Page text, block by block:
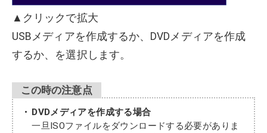
▲クリックで拡大
USBメディアを作成するか、DVDメディアを作成
するか、を選択します。
この時の注意点
DVDメディアを作成する場合
一旦ISOファイルをダウンロードする必要がありま